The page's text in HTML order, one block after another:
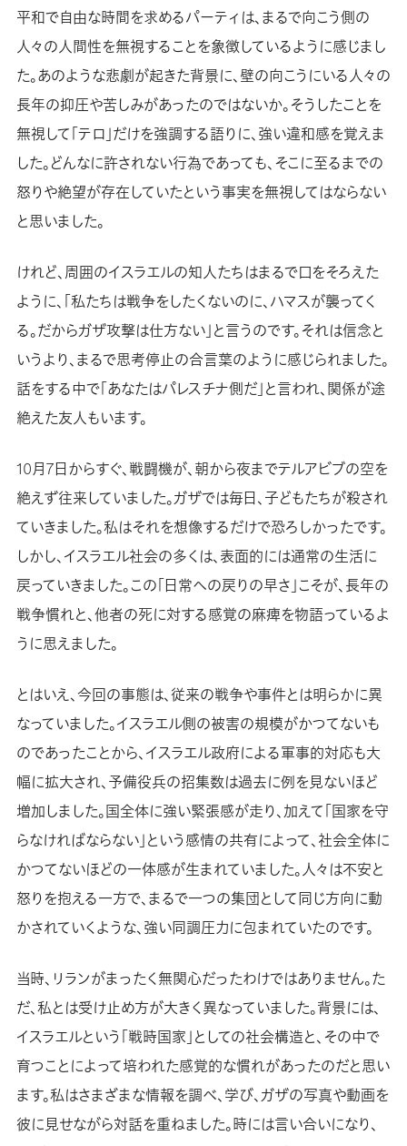
平和で自由な時間を求めるパーティは、まるで向こう側の
人々の人間性を無視することを象徴しているように感じまし
た。あのような悲劇が起きた背景に、壁の向こうにいる人々の
長年の抑圧や苦しみがあったのではないか。そうしたことを
無視して「テロ」だけを強調する語りに、強い違和感を覚えま
した。どんなに許されない行為であっても、そこに至るまでの
怒りや絶望が存在していたという事実を無視してはならない
と思いました。
けれど、周囲のイスラエルの知人たちはまるで口をそろえた
ように、「私たちは戦争をしたくないのに、ハマスが襲ってく
る。だからガザ攻撃は仕方ない」と言うのです。それは信念と
いうより、まるで思考停止の合言葉のように感じられました。
話をする中で「あなたはパレスチナ側だ」と言われ、関係が途
絶えた友人もいます。
10月7日からすぐ、戦闘機が、朝から夜までテルアビブの空を
絶えず往来していました。ガザでは毎日、子どもたちが殺され
ていきました。私はそれを想像するだけで恐ろしかったです。
しかし、イスラエル社会の多くは、表面的には通常の生活に
戻っていきました。この「日常への戻りの早さ」こそが、長年の
戦争慣れと、他者の死に対する感覚の麻痺を物語っているよ
うに思えました。
とはいえ、今回の事態は、従来の戦争や事件とは明らかに異
なっていました。イスラエル側の被害の規模がかつてないも
のであったことから、イスラエル政府による軍事的対応も大
幅に拡大され、予備役兵の招集数は過去に例を見ないほど
増加しました。国全体に強い緊張感が走り、加えて「国家を守
らなければならない」という感情の共有によって、社会全体に
かつてないほどの一体感が生まれていました。人々は不安と
怒りを抱える一方で、まるで一つの集団として同じ方向に動
かされていくような、強い同調圧力に包まれていたのです。
当時、リランがまったく無関心だったわけではありません。た
だ、私とは受け止め方が大きく異なっていました。背景には、
イスラエルという「戦時国家」としての社会構造と、その中で
育つことによって培われた感覚的な慣れがあったのだと思い
ます。私はさまざまな情報を調べ、学び、ガザの写真や動画を
彼に見せながら対話を重ねました。時には言い合いになり、